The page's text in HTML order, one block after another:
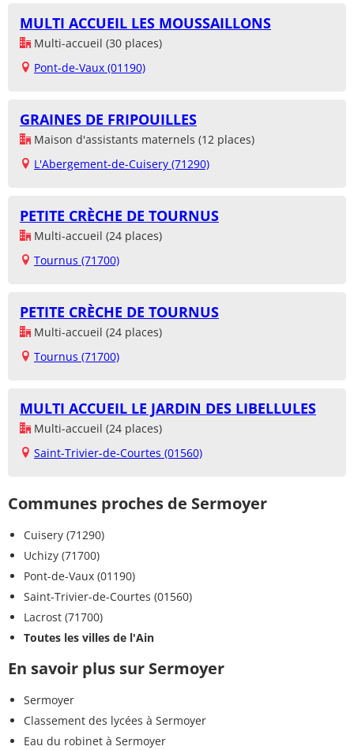
MULTI ACCUEIL LES MOUSSAILLONS
Multi-accueil (30 places)
Pont-de-Vaux (01190)
GRAINES DE FRIPOUILLES
Maison d'assistants maternels (12 places)
L'Abergement-de-Cuisery (71290)
PETITE CRÈCHE DE TOURNUS
Multi-accueil (24 places)
Tournus (71700)
PETITE CRÈCHE DE TOURNUS
Multi-accueil (24 places)
Tournus (71700)
MULTI ACCUEIL LE JARDIN DES LIBELLULES
Multi-accueil (24 places)
Saint-Trivier-de-Courtes (01560)
Communes proches de Sermoyer
Cuisery (71290)
Uchizy (71700)
Pont-de-Vaux (01190)
Saint-Trivier-de-Courtes (01560)
Lacrost (71700)
Toutes les villes de l'Ain
En savoir plus sur Sermoyer
Sermoyer
Classement des lycées à Sermoyer
Eau du robinet à Sermoyer